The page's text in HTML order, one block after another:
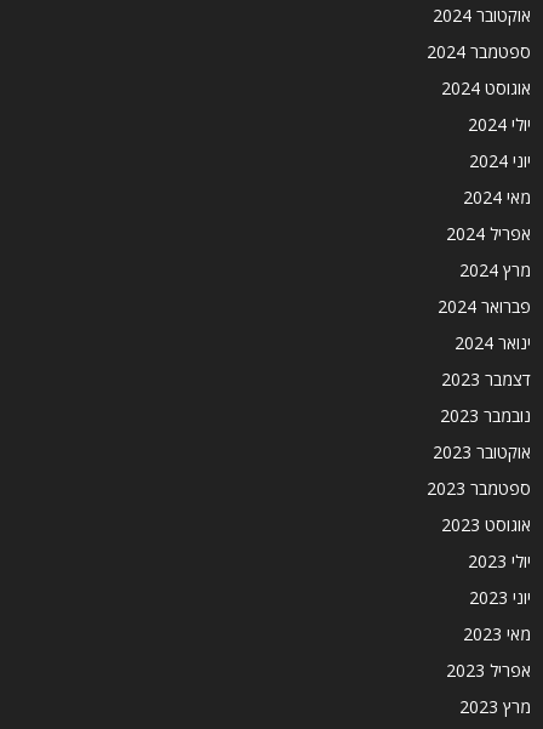
אוקטובר 2024
ספטמבר 2024
אוגוסט 2024
יולי 2024
יוני 2024
מאי 2024
אפריל 2024
מרץ 2024
פברואר 2024
ינואר 2024
דצמבר 2023
נובמבר 2023
אוקטובר 2023
ספטמבר 2023
אוגוסט 2023
יולי 2023
יוני 2023
מאי 2023
אפריל 2023
מרץ 2023